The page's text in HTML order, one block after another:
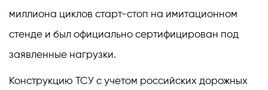
миллиона циклов старт-стоп на имитационном
стенде и был официально сертифицирован под
заявленные нагрузки.
Конструкцию ТСУ с учетом российских дорожных